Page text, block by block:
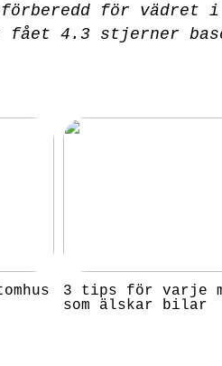
för vädret i
fået 4.3 stjerner
3 tips för varje
som älskar bilar